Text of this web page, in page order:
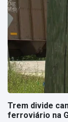
Trem divide
ferroviário na